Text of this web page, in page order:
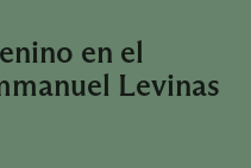
en el
Levinas